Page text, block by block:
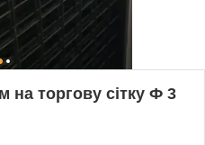
на торгову сітку Ф 3